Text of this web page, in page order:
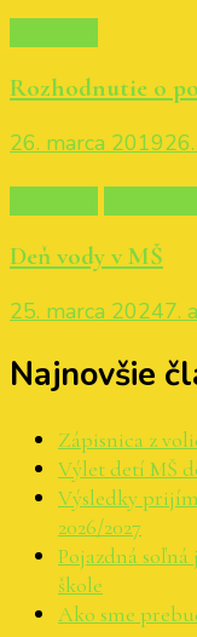
Rozhodnutie o
26. marca 2019
Deň vody v MŠ
25. marca 20247.
Najnovšie
Zápisnica z
Výlet detí MŠ
Výsledky
2026/2027
Pojazdná
škole
Ako sme